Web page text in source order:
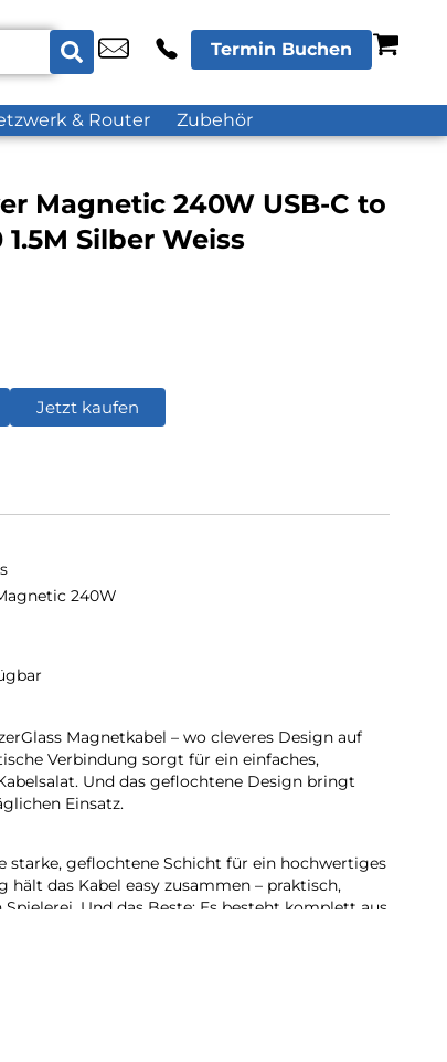
Termin Buchen
& Router Zubehör
Magnetic 240W USB-C to
1.5M Silber Weiss
Jetzt kaufen
240W
Magnetkabel – wo cleveres Design auf
Verbindung sorgt für ein einfaches,
Und das geflochtene Design bringt
Einsatz.
starke, geflochtene Schicht für ein hochwertiges
das Kabel easy zusammen – praktisch,
Und das Beste: Es besteht komplett aus